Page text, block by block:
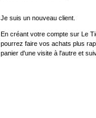
Je suis un nouveau client.
En créant votre compte sur Le
pourrez faire vos achats plus
panier d'une visite à l'autre et